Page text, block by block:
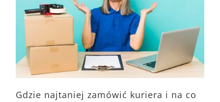
Gdzie najtaniej zamówić kuriera i na co